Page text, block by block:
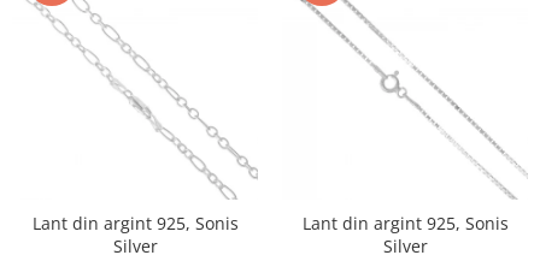
Lant din argint 925, Sonis
Silver
Lant din argint 925, Sonis
Silver